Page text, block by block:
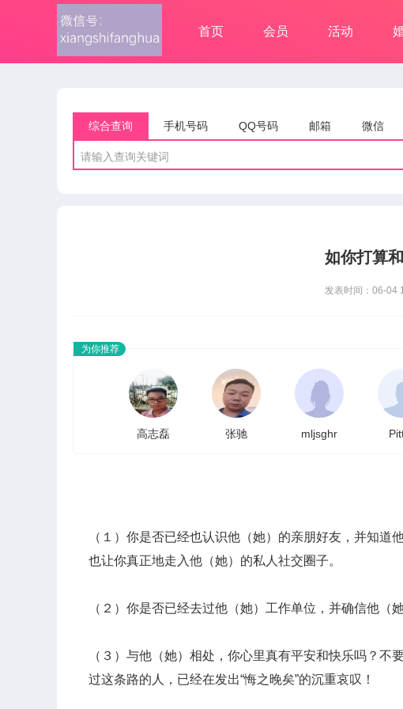
首页 会员 活动
综合查询 手机号码 QQ号码 邮箱 微信
请输入查询关键词
如你打算
发表时间：06-
为你推荐
高志磊 张驰 mljsghr
（１）你是否已经也认识他（她）的亲朋好友，并知
也让你真正地走入他（她）的私人社交圈子。
（２）你是否已经去过他（她）工作单位，并确信他（
（３）与他（她）相处，你心里真有平安和快乐吗？
过这条路的人，已经在发出“悔之晚矣”的沉重哀叹！